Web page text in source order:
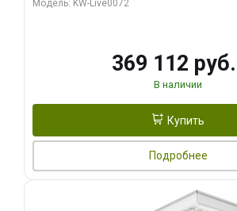
Модель: KW-Live0072
369 112 руб.
В наличии
Купить
Подробнее